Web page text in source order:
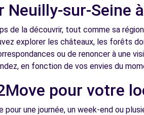
4.1 km
4.1 km
Neuilly-sur-Seine
de la découvrir, tout comme sa
explorer les châteaux, les forêts
ou de renoncer à une
en fonction de vos envies du
pour votre
pour une journée, un week-end ou